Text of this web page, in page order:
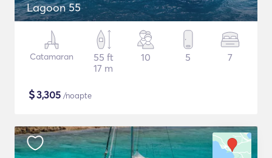
Lagoon 55
Catamaran
55 ft
17 m
10 5 7
$3,305 /noapte